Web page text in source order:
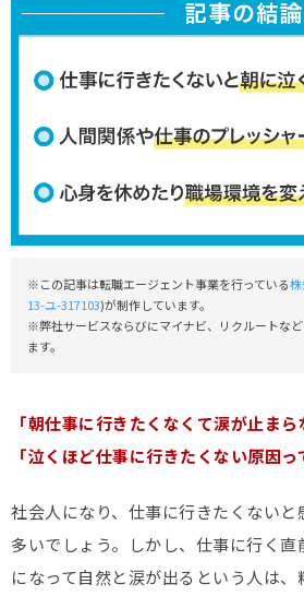
※この記事は転職エージェント事業を行っている
13-ユ-317103)が制作しています。
※弊社サービスならびにマイナビ、リクルートな
ます。
「朝仕事に行きたくなくて涙が止まら
「泣くほど仕事に行きたくない原因っ
社会人になり、仕事に行きたくないと
多いでしょう。しかし、仕事に行く
になって自然と涙が出るという人は